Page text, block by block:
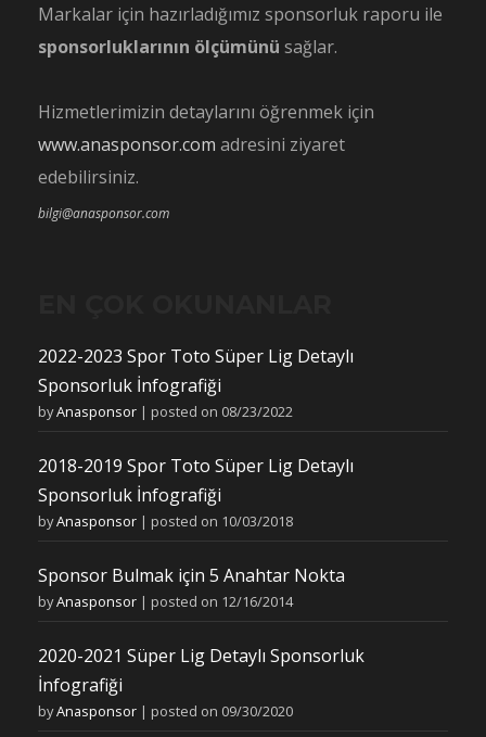
Markalar için hazırladığımız sponsorluk raporu ile
sponsorluklarının ölçümünü sağlar.
Hizmetlerimizin detaylarını öğrenmek için
www.anasponsor.com adresini ziyaret
edebilirsiniz.
bilgi@anasponsor.com
2022-2023 Spor Toto Süper Lig Detaylı
Sponsorluk İnfografiği
byAnasponsor | posted on 08/23/2022
2018-2019 Spor Toto Süper Lig Detaylı
Sponsorluk İnfografiği
byAnasponsor | posted on 10/03/2018
Sponsor Bulmak için 5 Anahtar Nokta
byAnasponsor | posted on 12/16/2014
2020-2021 Süper Lig Detaylı Sponsorluk
İnfografiği
byAnasponsor | posted on 09/30/2020